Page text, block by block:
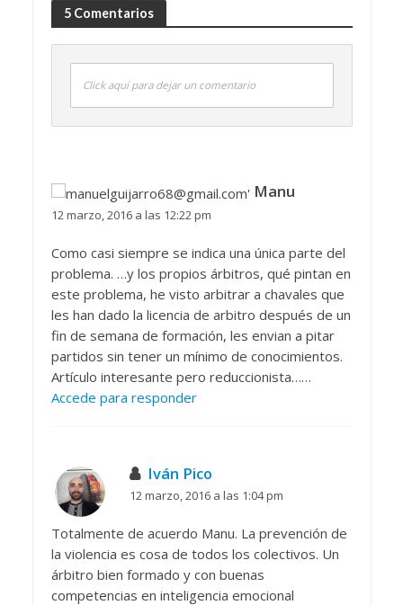
5 Comentarios
Click aquí para dejar un comentario
Manu
12 marzo, 2016 a las 12:22 pm
Como casi siempre se indica una única parte del
problema. …y los propios árbitros, qué pintan en
este problema, he visto arbitrar a chavales que
les han dado la licencia de arbitro después de un
fin de semana de formación, les envian a pitar
partidos sin tener un mínimo de conocimientos.
Artículo interesante pero reduccionista……
Accede para responder
Iván Pico
12 marzo, 2016 a las 1:04 pm
Totalmente de acuerdo Manu. La prevención de
la violencia es cosa de todos los colectivos. Un
árbitro bien formado y con buenas
competencias en inteligencia emocional